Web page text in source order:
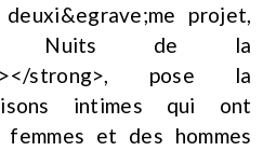
projet,
Nuits de la
strong>, pose la
intimes qui ont
femmes et des hommes